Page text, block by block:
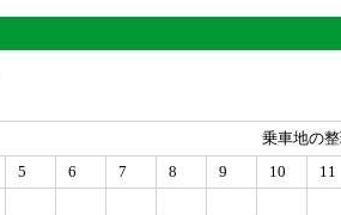
乗車地の
5 6 7 8 9 10 11